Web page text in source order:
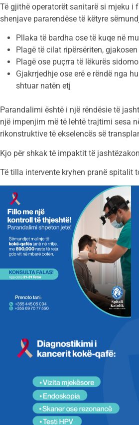
Të gjithë operatorët sanitarë si mjeku
shenjave pararendëse të këtyre
Pllaka të bardha ose të kuqe në
Plagë të cilat ripërsëriten,
Plagë ose puçrra të lëkurës
Gjakrrjedhje ose erë e rëndë nga
shtuar natën etj
Parandalimi është i një rëndësie të
një impenjim më të lehtë trajtimi sesa
rikonstruktive të ekselencës së
Kjo për shkak të impaktit të
Të tilla intervente kryhen pranë spitalit